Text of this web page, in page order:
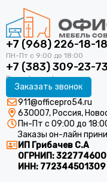
+7 (968) 226-18-18
+7 (383) 309-23-73
Заказать звонок
911@officepro54.ru
630007, Россия,
Пн-Пт с 09:00 до
Заказы он-лайн
ИП Грибачев С.А
ОГРНИП:
ИНН: 772344501309